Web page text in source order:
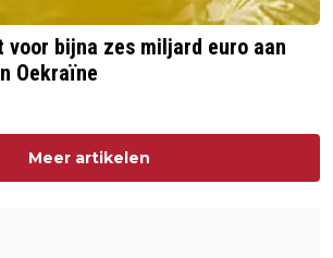
voor bijna zes miljard euro aan
Oekraïne
Meer artikelen